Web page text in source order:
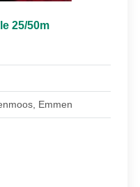
25/50m
Emmen